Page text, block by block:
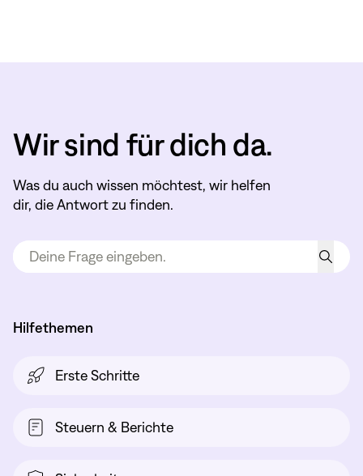
Wir sind für dich da.
Was du auch wissen möchtest, wir helfen
dir, die Antwort zu finden.
Hilfethemen
Erste Schritte
Steuern & Berichte